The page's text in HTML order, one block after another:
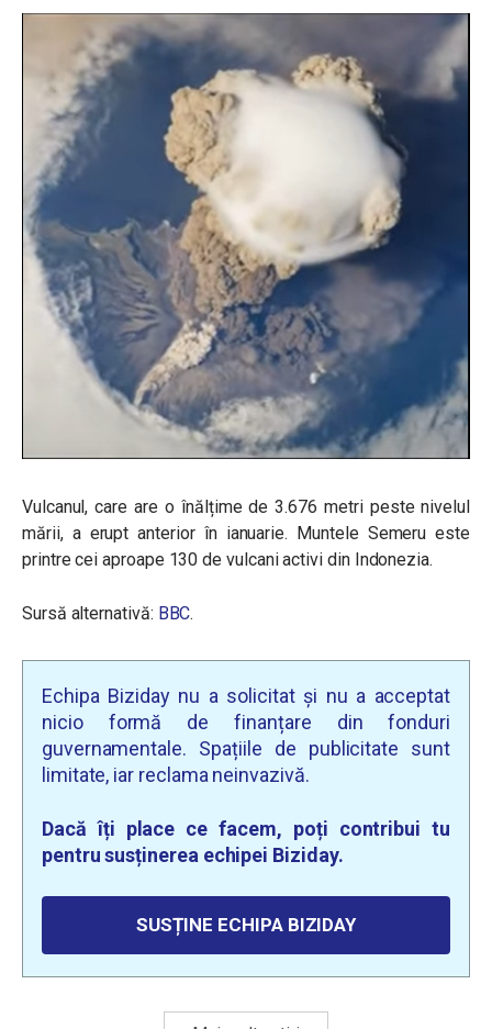
Vulcanul, care are o înălțime de 3.676 metri peste nivelul
mării, a erupt anterior în ianuarie. Muntele Semeru este
printre cei aproape 130 de vulcani activi din Indonezia.
Sursă alternativă: BBC.
Echipa Biziday nu a solicitat și nu a acceptat
nicio formă de finanțare din fonduri
guvernamentale. Spațiile de publicitate sunt
limitate, iar reclama neinvazivă.
Dacă îți place ce facem, poți contribui tu
pentru susținerea echipei Biziday.
SUSȚINE ECHIPA BIZIDAY